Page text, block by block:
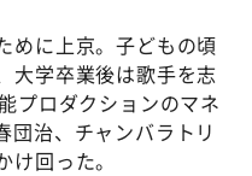
めに上京。子どもの頃
大学卒業後は歌手を志
プロダクションのマネ
団治、チャンバラトリ
回った。